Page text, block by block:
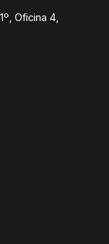
Oficina 4,